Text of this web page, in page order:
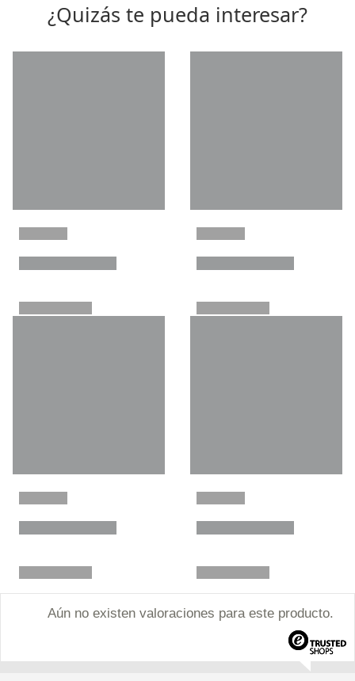
¿Quizás te pueda interesar?
Aún no existen valoraciones para este producto.